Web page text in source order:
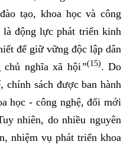
tạo, khoa học và công
là động lực phát triển kinh
để giữ vững độc lập dân
chủ nghĩa xã hội”(15). Do
chính sách được ban hành
học - công nghệ, đổi mới
nhiên, do nhiều nguyên
nhiệm vụ phát triển khoa